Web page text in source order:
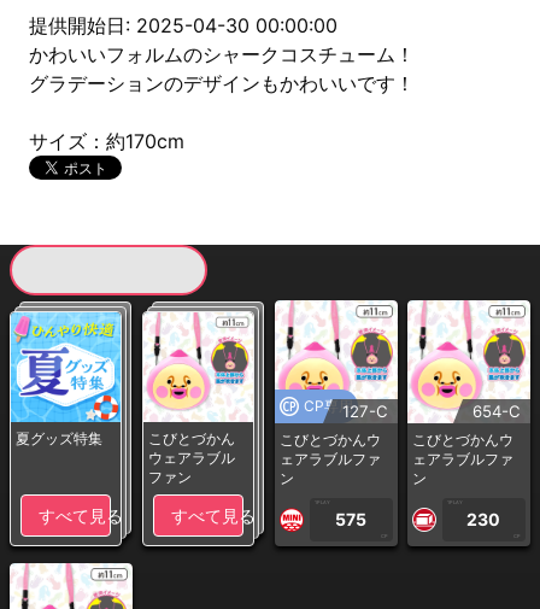
提供開始日: 2025-04-30 00:00:00
かわいいフォルムのシャークコスチューム！
グラデーションのデザインもかわいいです！
サイズ：約170cm
夏グッズ特集
すべて見る
こびとづかん
ウェアラブル
ファン
すべて見る
CP専用127-C
こびとづかんウ
ェアラブルファ
ン
1PLAY
575
CP
654-C
こびとづかんウ
ェアラブルファ
ン
1PLAY
230
CP